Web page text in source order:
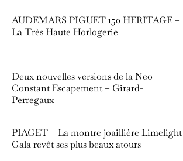
AUDEMARS PIGUET 150 HERITAGE –
La Très Haute Horlogerie
Deux nouvelles versions de la Neo
Constant Escapement – Girard-
Perregaux
PIAGET – La montre joaillière Limelight
Gala revêt ses plus beaux atours